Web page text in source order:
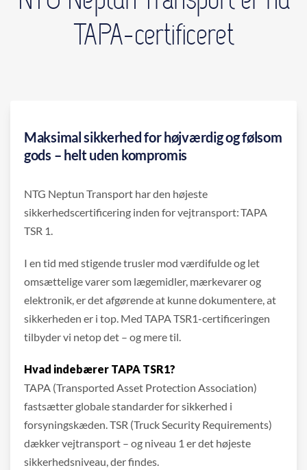
TAPA-certificeret
Maksimal sikkerhed for højværdig og følsom
gods – helt uden kompromis
NTG Neptun Transport har den højeste
sikkerhedscertificering inden for vejtransport: TAPA
TSR 1.
I en tid med stigende trusler mod værdifulde og let
omsættelige varer som lægemidler, mærkevarer og
elektronik, er det afgørende at kunne dokumentere, at
sikkerheden er i top. Med TAPA TSR1-certificeringen
tilbyder vi netop det – og mere til.
Hvad indebærer TAPA TSR1?
TAPA (Transported Asset Protection Association)
fastsætter globale standarder for sikkerhed i
forsyningskæden. TSR (Truck Security Requirements)
dækker vejtransport – og niveau 1 er det højeste
sikkerhedsniveau, der findes.